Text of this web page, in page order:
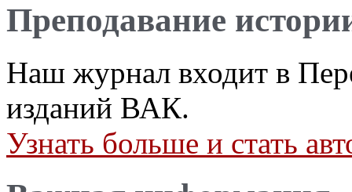
Преподавание
Наш журнал входит в
изданий ВАК.
Узнать больше и стать